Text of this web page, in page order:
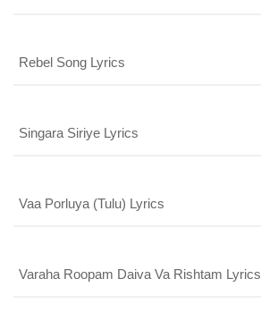
Rebel Song Lyrics
Singara Siriye Lyrics
Vaa Porluya (Tulu) Lyrics
Varaha Roopam Daiva Va Rishtam Lyrics